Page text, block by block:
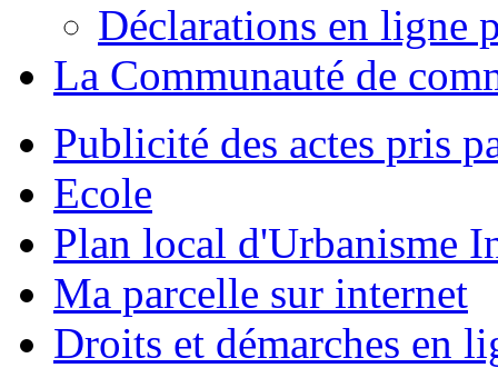
Déclarations en ligne
La Communauté de
Publicité des actes pris
Ecole
Plan local d'Urbanisme
Ma parcelle sur internet
Droits et démarches en